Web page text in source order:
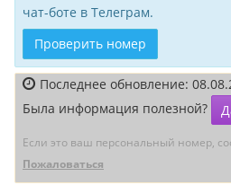
чат-боте в Телеграм.
Проверить номер
Последнее обновление:
Была информация полезной?
Если это ваш персональный номер,
Пожаловаться